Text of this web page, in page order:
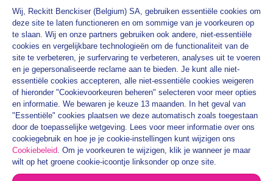
PRODUCTEN
VEET PRAKTISCHE HANDLEIDINGEN
PRIVACYBELEID
ALGEMENE VOORWAARDEN
Wij, Reckitt Benckiser (Belgium) SA, gebruiken essentiële cookies om
deze site te laten functioneren en om sommige van je voorkeuren op
te slaan. Wij en onze partners gebruiken ook andere, niet-essentiële
cookies en vergelijkbare technologieën om de functionaliteit van de
site te verbeteren, je surfervaring te verbeteren, analyses uit te voeren
en je gepersonaliseerde reclame aan te bieden. Je kunt alle niet-
essentiële cookies accepteren, alle niet-essentiële cookies weigeren
of hieronder "Cookievoorkeuren beheren" selecteren voor meer opties
en informatie. We bewaren je keuze 13 maanden. In het geval van
"Essentiële" cookies plaatsen we deze automatisch zoals toegestaan
door de toepasselijke wetgeving. Lees voor meer informatie over ons
cookiegebruik en hoe je je cookie-instellingen kunt wijzigen ons
Cookiebeleid. Om je voorkeuren te wijzigen, klik je wanneer je maar
wilt op het groene cookie-icoontje linksonder op onze site.